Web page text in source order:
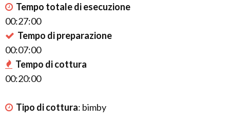
Tempo totale di esecuzione
00:27:00
Tempo di preparazione
00:07:00
Tempo di cottura
00:20:00
Tipo di cottura: bimby